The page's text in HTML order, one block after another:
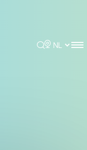
Rechercher
Choisir la